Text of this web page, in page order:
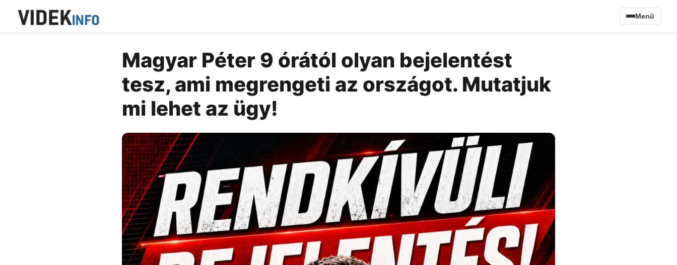
Menü
Magyar Péter 9 órától olyan bejelentést
tesz, ami megrengeti az országot. Mutatjuk
mi lehet az ügy!